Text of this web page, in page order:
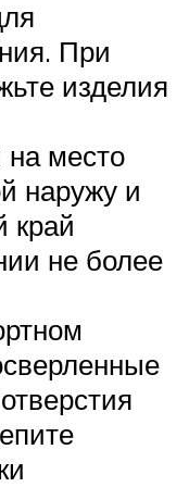
При
изделия
на место
наружу и
край
не более